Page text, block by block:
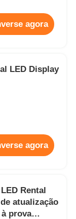
agora
LED Display
agora
Rental
atualização
à prova